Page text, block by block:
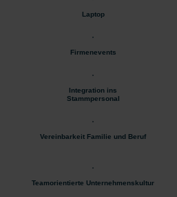
Laptop
Firmenevents
Integration ins
Stammpersonal
Vereinbarkeit Familie und Beruf
Teamorientierte Unternehmenskultur